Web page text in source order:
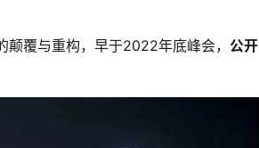
覆与重构，早于2022年底峰会， 公开